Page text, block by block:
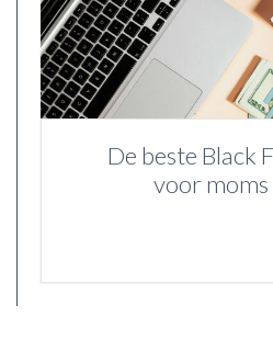
De beste Black
voor moms